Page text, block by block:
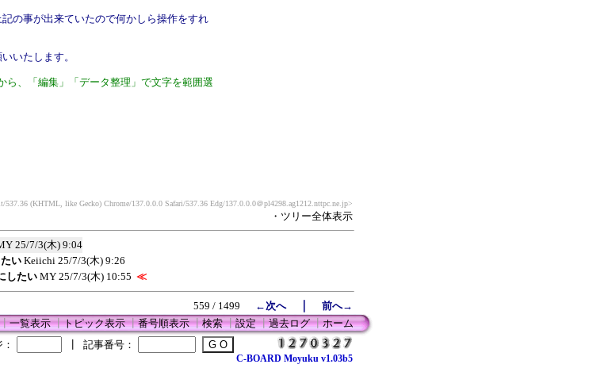
の事が出来ていたので何かしら操作をすれ
いたします。
ら、「編集」「データ整理」で文字を範囲選
(KHTML, like Gecko) Chrome/137.0.0.0 Safari/537.36 Edg/137.0.0.0＠pl4298.ag1212.nttpc.ne.jp>
・ツリー全体表示
25/7/3(木) 9:04
い Keiichi 25/7/3(木) 9:26
したい MY 25/7/3(木) 10:55 ≪
559 / 1499 ←次へ｜ 前へ→
一覧表示┃トピック表示┃番号順表示┃検索┃設定┃過去ログ┃ホーム
記事番号：
C-BOARD Moyuku v1.03b5